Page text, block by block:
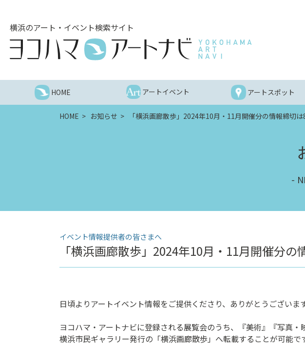
横浜のアート・イベント検索サイト
HOME アートイベント アートスポット
HOME お知らせ 「横浜画廊散歩」2024年10月・11月開催分の情報締切
イベント情報提供者の皆さまへ
「横浜画廊散歩」2024年10月・11月開催分
日頃よりアートイベント情報をご提供くださり、ありがとうございます
ヨコハマ・アートナビに登録される展覧会のうち、『美術』『写真・
横浜市民ギャラリー発行の「横浜画廊散歩」へ転載することが可能で